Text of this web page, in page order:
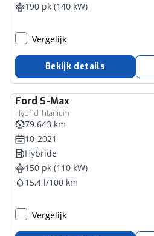
190 pk (140 kW)
Vergelijk
Bekijk details
Ford S-Max
Hybrid Titanium
79.643 km
10-2021
Hybride
150 pk (110 kW)
15,4 l/100 km
Vergelijk